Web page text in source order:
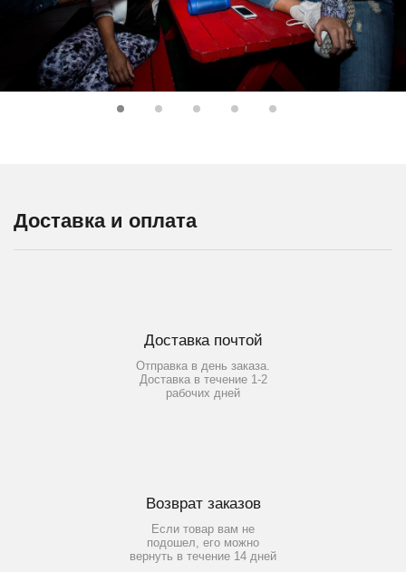
Доставка и оплата
Доставка почтой
Отправка в день заказа.
Доставка в течение 1-2
рабочих дней
Возврат заказов
Если товар вам не
подошел, его можно
вернуть в течение 14 дней